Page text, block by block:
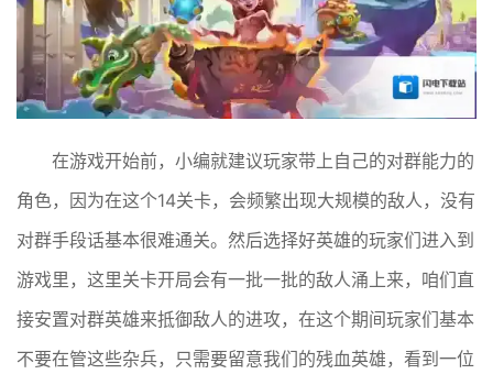
在游戏开始前，小编就建议玩家带上自己的对群能力的
角色，因为在这个14关卡，会频繁出现大规模的敌人，没有
对群手段话基本很难通关。然后选择好英雄的玩家们进入到
游戏里，这里关卡开局会有一批一批的敌人涌上来，咱们直
接安置对群英雄来抵御敌人的进攻，在这个期间玩家们基本
不要在管这些杂兵，只需要留意我们的残血英雄，看到一位